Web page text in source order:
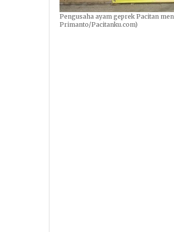
Pengusaha ayam geprek Pacitan
Primanto/Pacitanku.com)